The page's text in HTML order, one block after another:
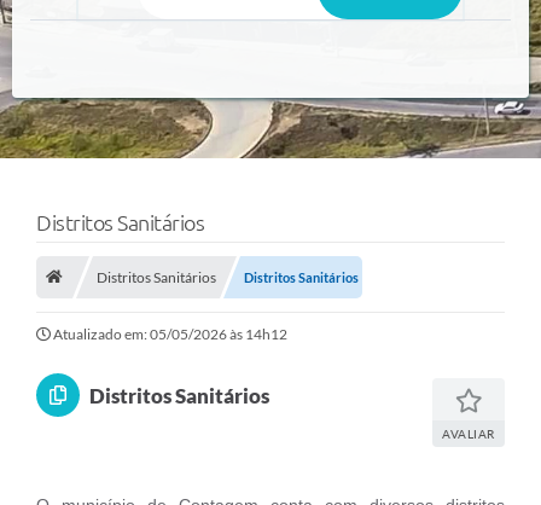
Distritos Sanitários
Distritos Sanitários Distritos Sanitários
Atualizado em: 05/05/2026 às 14h12
Distritos Sanitários
AVALIAR